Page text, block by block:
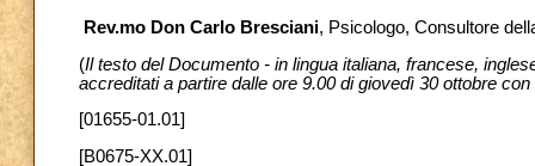
Rev.mo Don Carlo Bresciani, Psicologo, Consultore
(Il testo del Documento - in lingua italiana, francese,
accreditati a partire dalle ore 9.00 di giovedì 30 ottobre
[01655-01.01]
[B0675-XX.01]